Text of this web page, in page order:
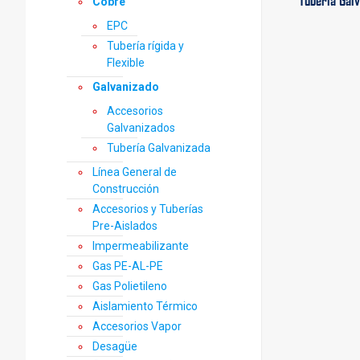
EPC
Tubería rígida y
Flexible
Galvanizado
Accesorios
Galvanizados
Tubería Galvanizada
Línea General de
Construcción
Accesorios y Tuberías
Pre-Aislados
Impermeabilizante
Gas PE-AL-PE
Gas Polietileno
Aislamiento Térmico
Accesorios Vapor
Desagüe